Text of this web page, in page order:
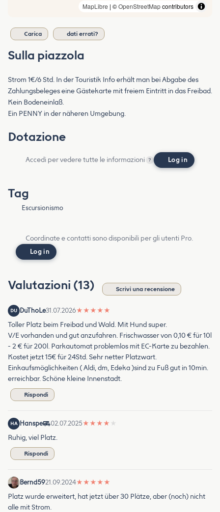
MapLibre | ©OpenStreetMapcontributors
Carica dati errati?
Sulla piazzola
Strom 1€/6 Std. In der Touristik Info erhält man bei Abgabe des
Zahlungsbeleges eine Gästekarte mit freiem Eintritt in das Freibad.
Kein Bodeneinlaß.
Ein PENNY in der näheren Umgebung.
Dotazione
Accedi per vedere tutte le informazioni ? Log in
Tag
Escursionismo
Coordinate e contatti sono disponibili per gli utenti Pro.
Log in
Valutazioni (13) Scrivi una recensione
DU DuThoLe31.07.2026★ ★ ★ ★ ★
Toller Platz beim Freibad und Wald. Mit Hund super.
V/E vorhanden und gut anzufahren. Frischwasser von 0,10 € für 10l
- 2 € für 200l. Parkautomat problemlos mit EC-Karte zu bezahlen.
Kostet jetzt 15€ für 24Std. Sehr netter Platzwart.
Einkaufsmöglichkeiten ( Aldi, dm, Edeka )sind zu Fuß gut in 10min.
erreichbar. Schöne kleine Innenstadt.
Rispondi
HA Hanspe 02.07.2025★ ★ ★ ★ ★
Ruhig, viel Platz.
Rispondi
Bernd5921.09.2024★ ★ ★ ★ ★
Platz wurde erweitert, hat jetzt über 30 Plätze, aber (noch) nicht
alle mit Strom.